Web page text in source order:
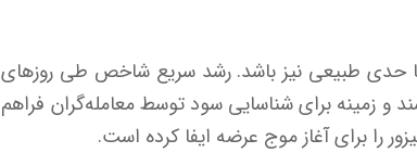
تا حدی طبیعی نیز باشد. رشد سریع شاخص طی روزهای
و زمینه برای شناسایی سود توسط معامله‌گران فراهم
را برای آغاز موج عرضه ایفا کرده است.